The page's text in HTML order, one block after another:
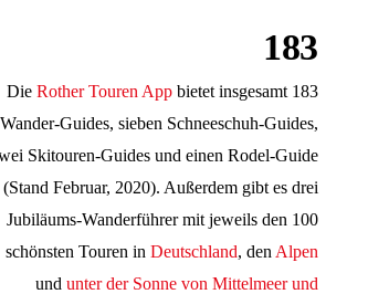
183
DieRother Touren App bietet insgesamt 183
Wander-Guides, sieben Schneeschuh-Guides,
Skitouren-Guides und einen Rodel-Guide
(Stand Februar, 2020). Außerdem gibt es drei
Jubiläums-Wanderführer mit jeweils den 100
schönsten Touren inDeutschland, den Alpen
undunter der Sonne von Mittelmeer und